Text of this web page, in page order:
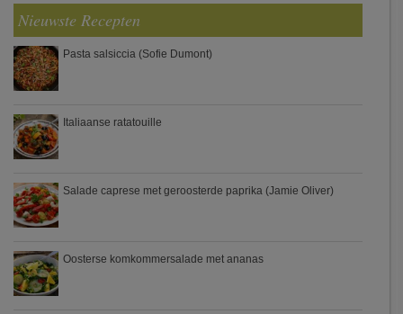
Nieuwste Recepten
Pasta salsiccia (Sofie Dumont)
Italiaanse ratatouille
Salade caprese met geroosterde paprika (Jamie Oliver)
Oosterse komkommersalade met ananas